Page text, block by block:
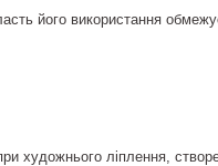
його використання
художнього ліплення,